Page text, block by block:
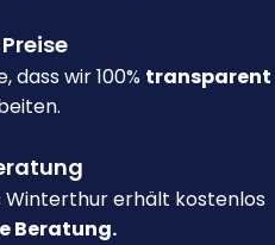
dass wir 100% transparent
Winterthur erhält kostenlos
Beratung.